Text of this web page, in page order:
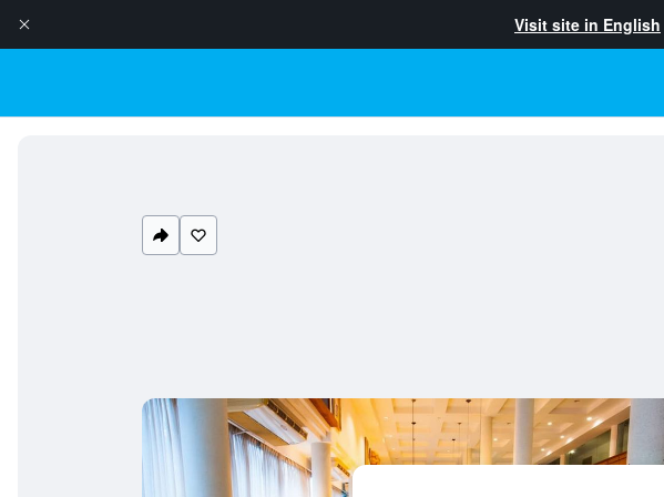
Visit site in English